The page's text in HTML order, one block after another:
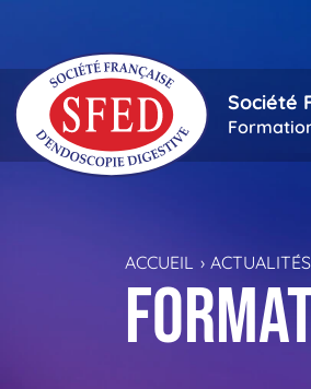
Société
ACCUEIL ACTUALITÉS